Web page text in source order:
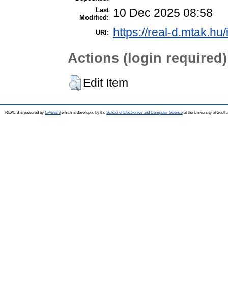
Last
Modified:
10 Dec 2025 08:58
URI: https://real-
Actions (login required)
Edit Item
REAL-d is powered by EPrints 3which is developed by the School of Electronics and Computer Science at the University of